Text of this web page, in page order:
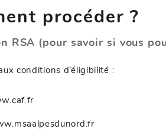
procéder ?
RSA (pour savoir si vous
conditions d’éligibilité :